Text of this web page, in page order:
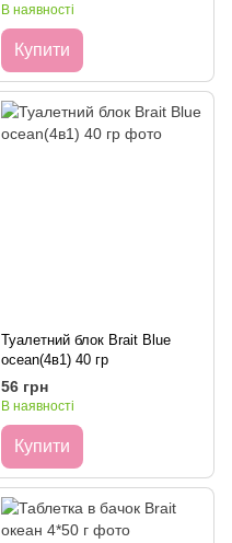
В наявності
Купити
Туалетний блок Brait Blue
ocean(4в1) 40 гр
56 грн
В наявності
Купити